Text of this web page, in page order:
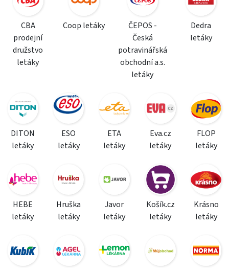
CBA
prodejní
družstvo
letáky
Coop letáky
ČEPOS -
Česká
potravinářská
obchodní a.s.
letáky
Dedra
letáky
DITON
letáky
ESO
letáky
ETA
letáky
Eva.cz
letáky
FLOP
letáky
HEBE
letáky
Hruška
letáky
Javor
letáky
Košík.cz
letáky
Krásno
letáky